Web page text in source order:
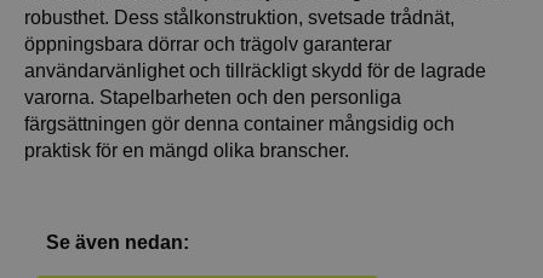
robusthet. Dess stålkonstruktion, svetsade trådnät,
öppningsbara dörrar och trägolv garanterar
användarvänlighet och tillräckligt skydd för de lagrade
varorna. Stapelbarheten och den personliga
färgsättningen gör denna container mångsidig och
praktisk för en mängd olika branscher.
Se även nedan: